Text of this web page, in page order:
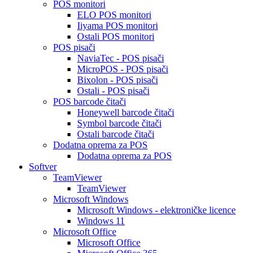
POS monitori
ELO POS monitori
Iiyama POS monitori
Ostali POS monitori
POS pisači
NaviaTec - POS pisači
MicroPOS - POS pisači
Bixolon - POS pisači
Ostali - POS pisači
POS barcode čitači
Honeywell barcode čitači
Symbol barcode čitači
Ostali barcode čitači
Dodatna oprema za POS
Dodatna oprema za POS
Softver
TeamViewer
TeamViewer
Microsoft Windows
Microsoft Windows - elektroničke licence
Windows 11
Microsoft Office
Microsoft Office